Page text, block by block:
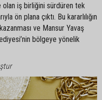
olan iş birliğini sürdüren tek
ön plana çıktı. Bu kararlılığın
ve Mansur Yavaş
bölgeye yönelik